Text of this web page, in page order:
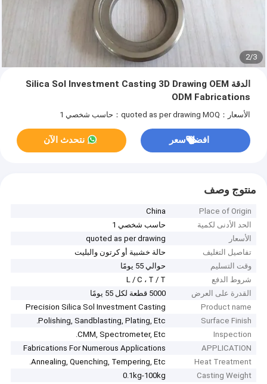
2/3
الدقة Silica Sol Investment Casting 3D Drawing OEM
ODM Fabrications
الأسعار：quoted as per drawing MOQ：حاسب شخصي 1
افضل سعر نتحدث الآن
منتوج وصف
Place of Origin
China
الحد الأدنى لكمية
حاسب شخصي 1
الأسعار
quoted as per drawing
تفاصيل التغليف
حالة خشبية أو كرتون والبليت
وقت التسليم
حوالي 55 يومًا
شروط الدفع
L / C ، T / T
القدرة على العرض
5000 قطعة لكل 55 يومًا
Product name
Precision Silica Sol Investment Casting
Surface Finish
Polishing, Sandblasting, Plating, Etc.
Inspection
CMM, Spectrometer, Etc.
APPLICATION
Fabrications For Numerous Applications
Heat Treatment
Annealing, Quenching, Tempering, Etc.
Casting Weight
0.1kg-100kg